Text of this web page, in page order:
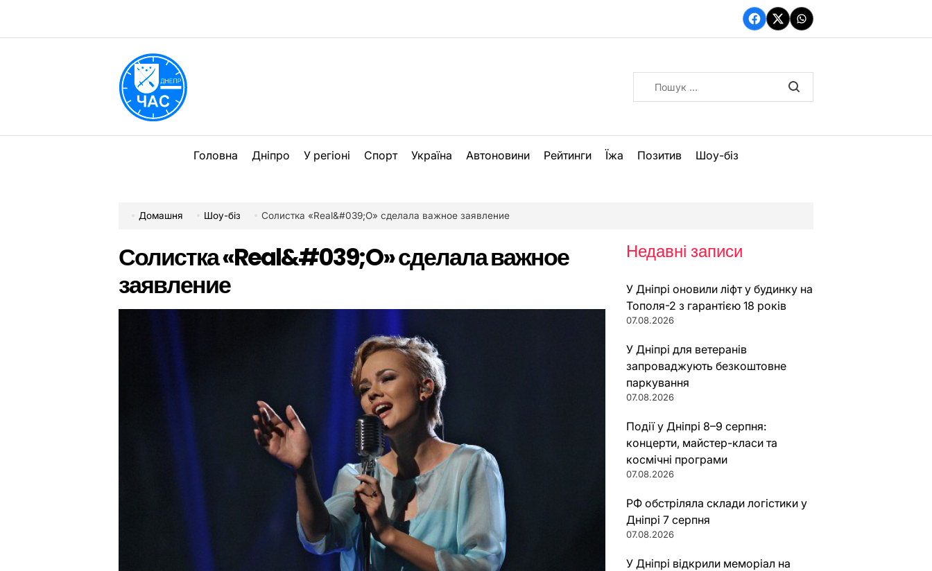
вмісту
Facebook
TwitterWhatsApp
Головна Дніпро У регіоні Спорт Україна Автоновини Рейтинги Їжа Позитив Шоу-біз
Домашня Шоу-біз Солистка «Real&#039;O» сделала важное заявление
Солистка «Real&#039;O» сделала важное
заявление
Недавні записи
У Дніпрі оновили ліфт у будинку на
Тополя-2 з гарантією 18 років
07.08.2026
У Дніпрі для ветеранів
запроваджують безкоштовне
паркування
07.08.2026
Події у Дніпрі 8–9 серпня:
концерти, майстер-класи та
космічні програми
07.08.2026
РФ обстріляла склади логістики у
Дніпрі 7 серпня
07.08.2026
У Дніпрі відкрили меморіал на